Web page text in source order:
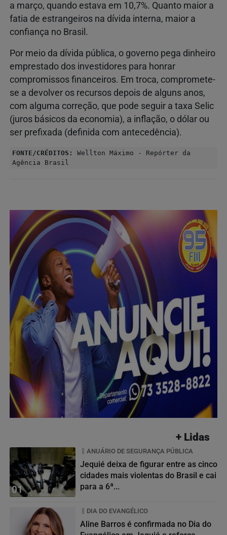
a março, quando estava em 10,7%. Quanto maior a
fatia de estrangeiros na dívida interna, maior a
confiança no Brasil.
Por meio da dívida pública, o governo pega dinheiro
emprestado dos investidores para honrar
compromissos financeiros. Em troca, compromete-
se a devolver os recursos depois de alguns anos,
com alguma correção, que pode seguir a taxa Selic
(juros básicos da economia), a inflação, o dólar ou
ser prefixada (definida com antecedência).
FONTE/CRÉDITOS:
Wellton Máximo - Repórter da
Agência Brasil
+ Lidas
01
ANUÁRIO DE SEGURANÇA PÚBLICA
Jequié deixa de figurar entre as cinco
cidades mais violentas do Brasil e cai
para a 6ª...
DIA DO EVANGÉLICO
Aline Barros é confirmada no Dia do